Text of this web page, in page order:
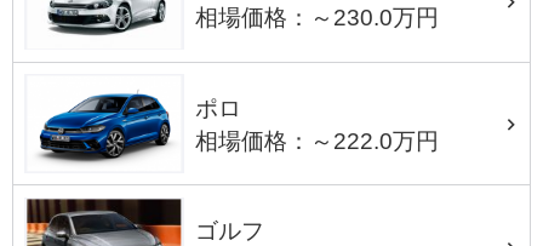
相場価格：～230.0万円
ポロ
相場価格：～222.0万円
ゴルフ